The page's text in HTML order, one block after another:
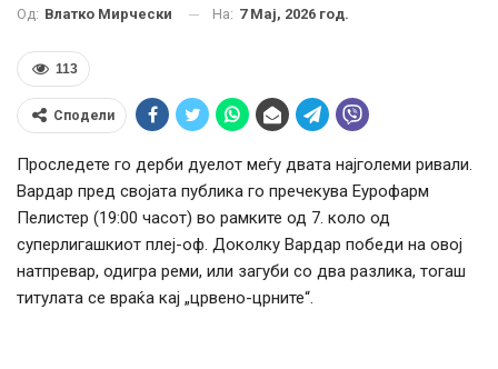
Од: Влатко Мирчески На: 7 Мај, 2026 год.
113
Сподели
Проследете го дерби дуелот меѓу двата најголеми ривали.
Вардар пред својата публика го пречекува Еурофарм
Пелистер (19:00 часот) во рамките од 7. коло од
суперлигашкиот плеј-оф. Доколку Вардар победи на овој
натпревар, одигра реми, или загуби со два разлика, тогаш
титулата се враќа кај „црвено-црните“.